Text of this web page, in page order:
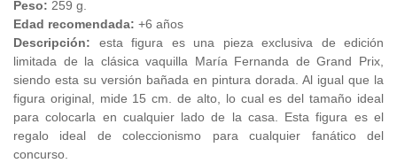
Peso: 259 g.
Edad recomendada: +6 años
Descripción: esta figura es una pieza exclusiva de edición
limitada de la clásica vaquilla María Fernanda de Grand Prix,
siendo esta su versión bañada en pintura dorada. Al igual que la
figura original, mide 15 cm. de alto, lo cual es del tamaño ideal
para colocarla en cualquier lado de la casa. Esta figura es el
regalo ideal de coleccionismo para cualquier fanático del
concurso.